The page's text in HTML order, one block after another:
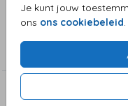
Je kunt jouw
ons ons cookiebeleid
Collectie
Deze zijn ook